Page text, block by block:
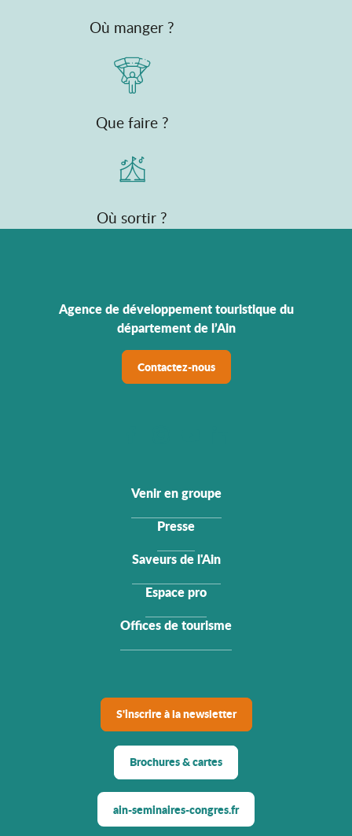
Où manger ?
Que faire ?
Où sortir ?
Agence de développement touristique du
département de l’Ain
Contactez-nous
Venir en groupe
Presse
Saveurs de l'Ain
Espace pro
Offices de tourisme
S'inscrire à la newsletter
Brochures & cartes
ain-seminaires-congres.fr